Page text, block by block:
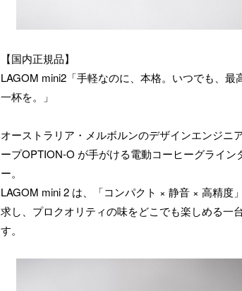
【国内正規品】
LAGOM mini2「手軽なのに、本格。いつでも、最
一杯を。」
オーストラリア・メルボルンのデザインエンジニ
ープOPTION-O が手がける電動コーヒーグライン
ー。
LAGOM mini 2 は、「コンパクト × 静音 × 高精度
求し、プロクオリティの味をどこでも楽しめる一
す。